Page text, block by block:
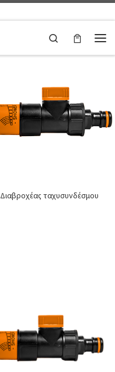
Search
Διαβροχέας ταχυσυνδέσμου